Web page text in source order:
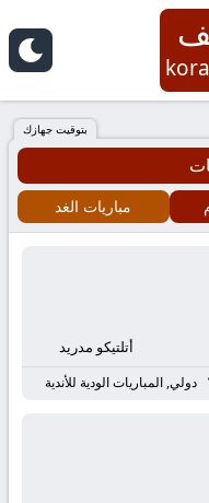
بتوقيت جهازك
مباريات الغد
أتلتيكو مدريد
دولي, المباريات الودية للأندية